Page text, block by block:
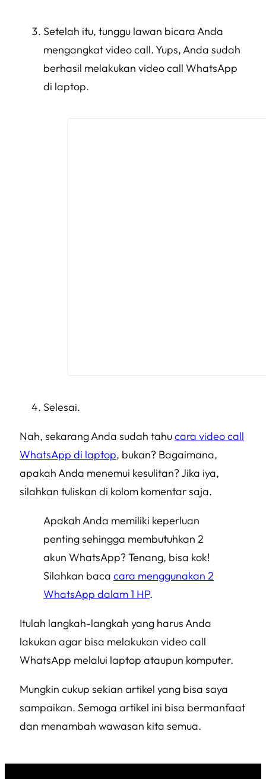
Setelah itu, tunggu lawan bicara Anda
mengangkat video call. Yups, Anda sudah
berhasil melakukan video call WhatsApp
di laptop.
Selesai.
Nah, sekarang Anda sudah tahucara video call
WhatsApp di laptop, bukan? Bagaimana,
apakah Anda menemui kesulitan? Jika iya,
silahkan tuliskan di kolom komentar saja.
Apakah Anda memiliki keperluan
penting sehingga membutuhkan 2
akun WhatsApp? Tenang, bisa kok!
Silahkan baca cara menggunakan 2
WhatsApp dalam 1 HP.
Itulah langkah-langkah yang harus Anda
lakukan agar bisa melakukan video call
WhatsApp melalui laptop ataupun komputer.
Mungkin cukup sekian artikel yang bisa saya
sampaikan. Semoga artikel ini bisa bermanfaat
dan menambah wawasan kita semua.